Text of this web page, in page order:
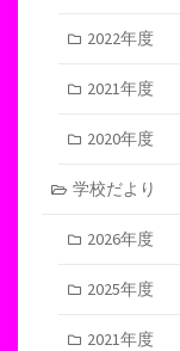
2022年度
2021年度
2020年度
学校だより
2026年度
2025年度
2021年度